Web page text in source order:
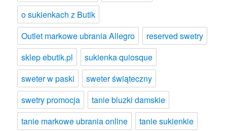
o sukienkach z Butik
Outlet markowe ubrania Allegro
reserved swetry
sklep ebutik.pl
sukienka quiosque
sweter w paski
sweter świąteczny
swetry promocja
tanie bluzki damskie
tanie markowe ubrania online
tanie sukienkie